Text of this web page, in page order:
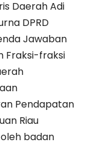
Daerah Adi
DPRD
Jawaban
Fraksi-fraksi
Pendapatan
Riau
badan